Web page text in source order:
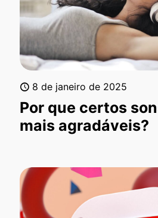
8 de janeiro de 2025
Por que certos
mais agradáveis?